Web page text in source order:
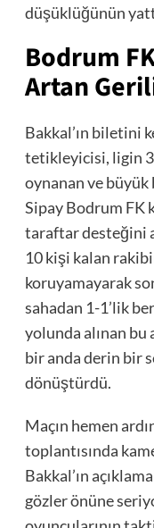
düşüklüğünün
Bodrum
Artan
Bakkal’ın biletini
tetikleyicisi, ligin
oynanan ve büyük
Sipay Bodrum FK
taraftar desteğini
10 kişi kalan
koruyamayarak
sahadan 1-1’lik
yolunda alınan bu
bir anda derin bir
dönüştürdü.
Maçın hemen
toplantısında
Bakkal’ın
gözler önüne